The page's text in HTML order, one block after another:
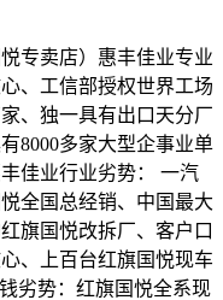
专卖店）惠丰佳业专业
、工信部授权世界工场
、独一具有出口天分厂
8000多家大型企事业单
佳业行业劣势： 一汽
全国总经销、中国最大
旗国悦改拆厂、客户口
、上百台红旗国悦现车
劣势：红旗国悦全系现